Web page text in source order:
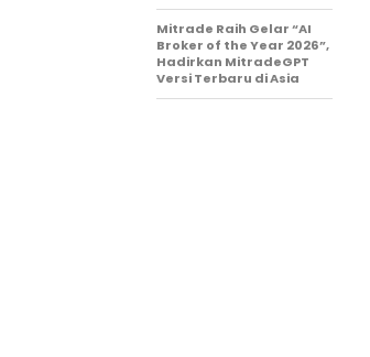
Mitrade Raih Gelar “AI
Broker of the Year 2026”,
Hadirkan MitradeGPT
Versi Terbaru di Asia